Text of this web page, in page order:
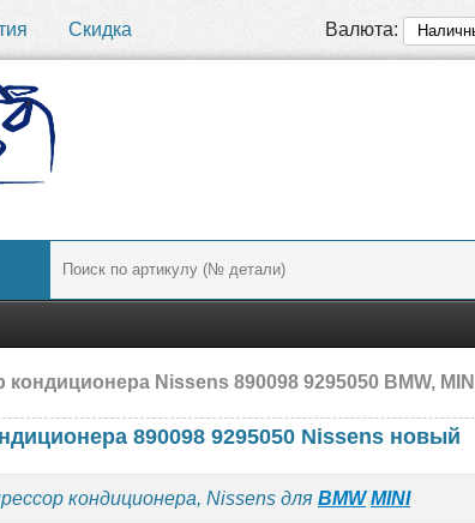
Скидка Валюта:
кондиционера Nissens 890098 9295050 BMW,
890098 9295050 Nissens новый
кондиционера, Nissens для BMW MINI